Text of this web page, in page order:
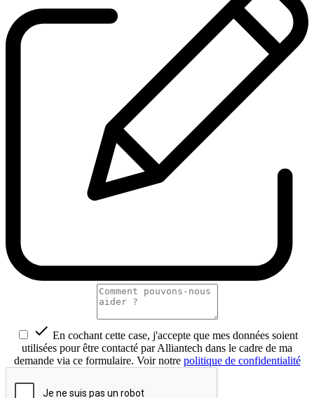
 En cochant cette case, j'accepte que mes données soient
utilisées pour être contacté par Alliantech dans le cadre de ma
demande via ce formulaire. Voir notre politique de confidentialité